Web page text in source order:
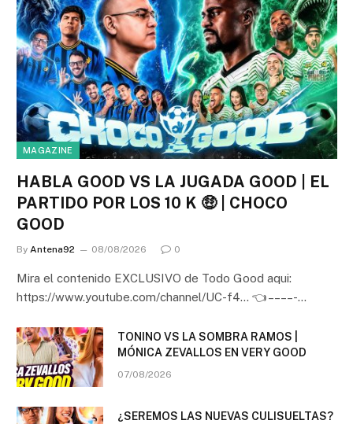
MAGAZINE
HABLA GOOD VS LA JUGADA GOOD | EL
PARTIDO POR LOS 10 K 🤑 | CHOCO
GOOD
By Antena92 08/08/2026 0
Mira el contenido EXCLUSIVO de Todo Good aqui:
https://www.youtube.com/channel/UC-f4… 👈 – – – – -…
TONINO VS LA SOMBRA RAMOS |
MÓNICA ZEVALLOS EN VERY GOOD
07/08/2026
¿SEREMOS LAS NUEVAS CULISUELTAS?